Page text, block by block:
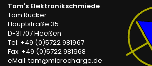
Tom's Elektronikschmiede
Tom Rücker
Hauptstraße 35
D-31707 Heeßen
Tel: +49 (0)5722 981967
Fax: +49 (0)5722 981968
eMail:tom@microcharge.de